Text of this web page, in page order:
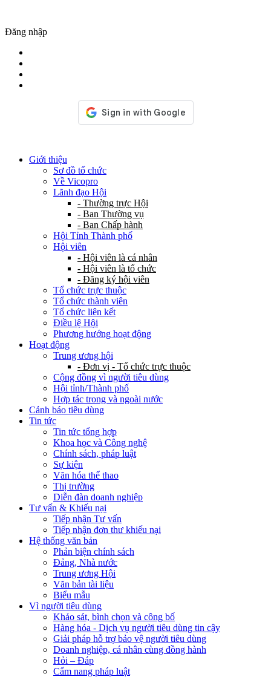
Đăng nhập
Giới thiệu
Sơ đồ tổ chức
Về Vicopro
Lãnh đạo Hội
- Thường trực Hội
- Ban Thường vụ
- Ban Chấp hành
Hội Tỉnh Thành phố
Hội viên
- Hội viên là cá nhân
- Hội viên là tổ chức
- Đăng ký hội viên
Tổ chức trực thuộc
Tổ chức thành viên
Tổ chức liên kết
Điều lệ Hội
Phương hướng hoạt động
Hoạt động
Trung ương hội
- Đơn vị - Tổ chức trực thuộc
Cộng đồng vì người tiêu dùng
Hội tỉnh/Thành phố
Hợp tác trong và ngoài nước
Cảnh báo tiêu dùng
Tin tức
Tin tức tổng hợp
Khoa học và Công nghệ
Chính sách, pháp luật
Sự kiện
Văn hóa thể thao
Thị trường
Diễn đàn doanh nghiệp
Tư vấn & Khiếu nại
Tiếp nhận Tư vấn
Tiếp nhận đơn thư khiếu nại
Hệ thống văn bản
Phản biện chính sách
Đảng, Nhà nước
Trung ương Hội
Văn bản tài liệu
Biểu mẫu
Vì người tiêu dùng
Khảo sát, bình chọn và công bố
Hàng hóa - Dịch vụ người tiêu dùng tin cậy
Giải pháp hỗ trợ bảo vệ người tiêu dùng
Doanh nghiệp, cá nhân cùng đồng hành
Hỏi – Đáp
Cẩm nang pháp luật